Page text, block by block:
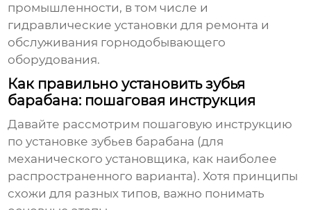
промышленности, в том числе и
гидравлические установки для ремонта и
обслуживания горнодобывающего
оборудования.
Как правильно установить зубья
барабана: пошаговая инструкция
Давайте рассмотрим пошаговую инструкцию
по установке зубьев барабана (для
механического установщика, как наиболее
распространенного варианта). Хотя принципы
схожи для разных типов, важно понимать